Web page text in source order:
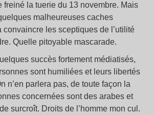
freiné la tuerie du 13 novembre. Mais
malheureuses caches
convaincre les sceptiques de l’utilité
Quelle pitoyable mascarade.
succès fortement médiatisés,
sont humiliées et leurs libertés
n’en parlera pas, de toute façon la
concernées sont des arabes et
surcroît. Droits de l’homme mon cul.